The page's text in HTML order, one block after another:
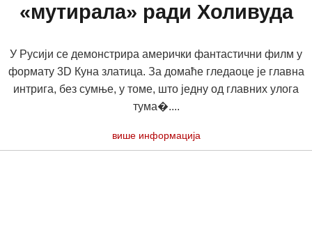
«мутирала» ради Холивуда
У Русији се демонстрира амерички фантастични филм у
формату 3D Куна златица. За домаће гледаоце је главна
интрига, без сумње, у томе, што једну од главних улога
тума�....
више информација